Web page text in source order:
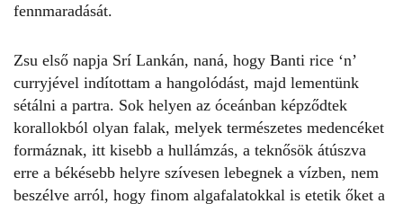
fennmaradását.
Zsu első napja Srí Lankán, naná, hogy Banti rice ‘n’
curryjével indítottam a hangolódást, majd lementünk
sétálni a partra. Sok helyen az óceánban képződtek
korallokból olyan falak, melyek természetes medencéket
formáznak, itt kisebb a hullámzás, a teknősök átúszva
erre a békésebb helyre szívesen lebegnek a vízben, nem
beszélve arról, hogy finom algafalatokkal is etetik őket a